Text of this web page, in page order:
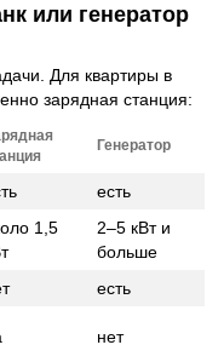
или генератор
Для квартиры в
зарядная станция:
Генератор
есть
1,5
2–5 кВт и
больше
есть
нет